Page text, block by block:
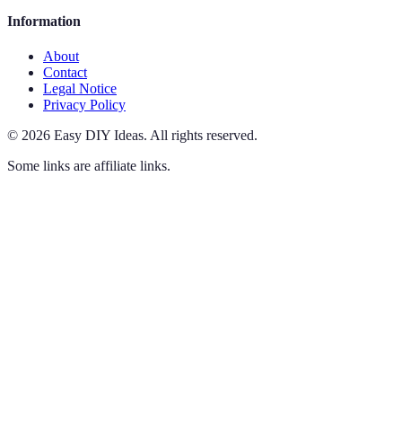
Information
About
Contact
Legal Notice
Privacy Policy
© 2026 Easy DIY Ideas. All rights reserved.
Some links are affiliate links.